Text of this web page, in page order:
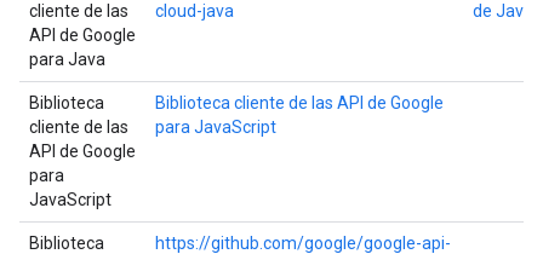
cliente de las
API de Google
para Java
cloud-java
de Java
Biblioteca
cliente de las
API de Google
para
JavaScript
Biblioteca cliente de las API de Google
para JavaScript
Biblioteca
https://github.com/google/google-api-